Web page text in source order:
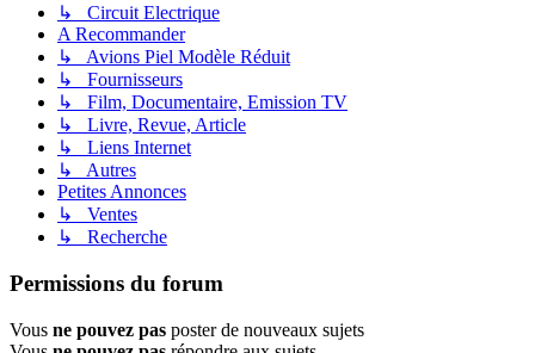
↳ Circuit Electrique
A Recommander
↳ Avions Piel Modèle Réduit
↳ Fournisseurs
↳ Film, Documentaire, Emission TV
↳ Livre, Revue, Article
↳ Liens Internet
↳ Autres
Petites Annonces
↳ Ventes
↳ Recherche
Permissions du forum
Vous ne pouvez pas poster de nouveaux sujets